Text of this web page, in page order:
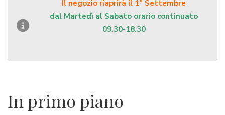
Il negozio riaprirà il 1° Settembre
dal Martedì al Sabato orario continuato
09.30-18.30
In primo piano